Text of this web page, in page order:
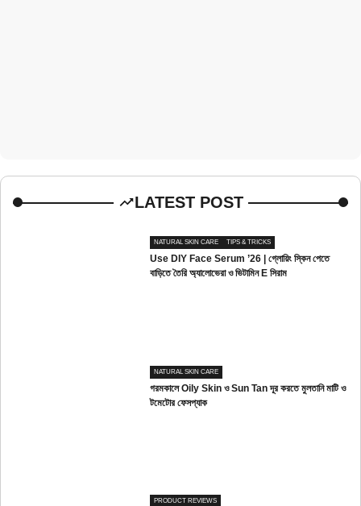
LATEST POST
NATURAL SKIN CARE TIPS & TRICKS
Use DIY Face Serum ’26 | গ্লোয়িং স্কিন পেতে
বাড়িতে তৈরি অ্যালোভেরা ও ভিটামিন E সিরাম
NATURAL SKIN CARE
গরমকালে Oily Skin ও Sun Tan দূর করতে মুলতানি মাটি ও
টমেটোর ফেসপ্যাক
PRODUCT REVIEWS